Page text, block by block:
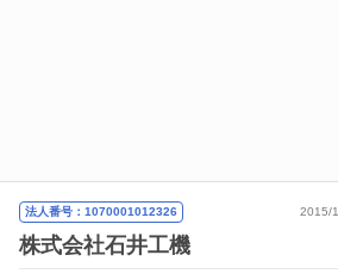
法人番号：1070001012326 2015/
株式会社石井工機